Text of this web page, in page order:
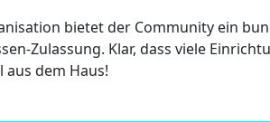
bietet der Community ein
Zulassung. Klar, dass viele
dem Haus!